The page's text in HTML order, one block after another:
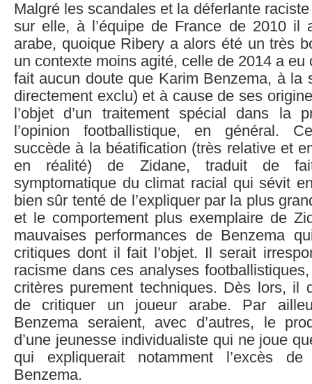
Malgré les scandales et la déferlante raciste
sur elle, à l’équipe de France de 2010 il
arabe, quoique Ribery a alors été un très
un contexte moins agité, celle de 2014 a eu
fait aucun doute que Karim Benzema, à la
directement exclu) et à cause de ses
l’objet d’un traitement spécial dans la
l’opinion footballistique, en général.
succède à la béatification (très relative et
en réalité) de Zidane, traduit de
symptomatique du climat racial qui sévit
bien sûr tenté de l’expliquer par la plus
et le comportement plus exemplaire de
mauvaises performances de Benzema
critiques dont il fait l’objet. Il serait
racisme dans ces analyses
critères purement techniques. Dès lors, il
de critiquer un joueur arabe. Par
Benzema seraient, avec d’autres, le
d’une jeunesse individualiste qui ne joue
qui expliquerait notamment l’excès
Benzema.